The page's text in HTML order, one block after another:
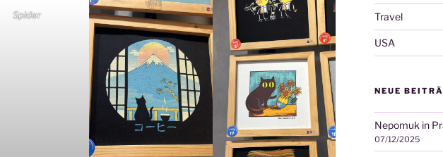
Spider Travel
USA
NEUE
Nepomuk in
07/12/2025